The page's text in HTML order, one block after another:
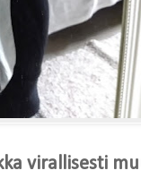
virallisesti